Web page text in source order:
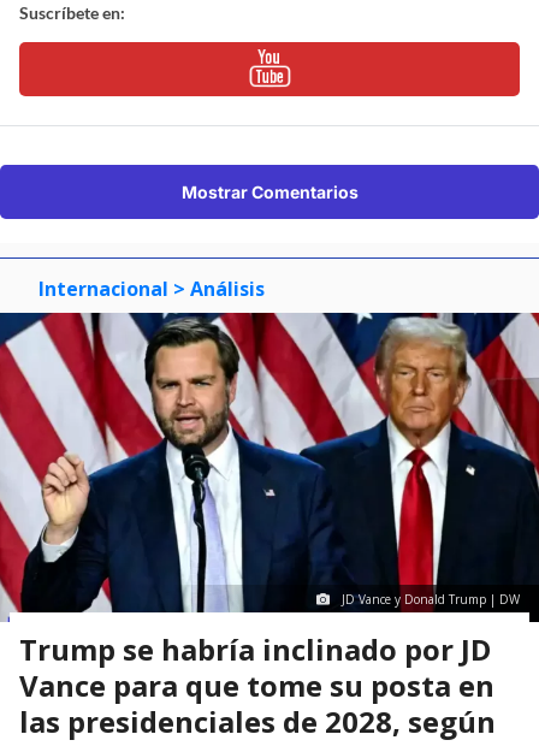
Suscríbete en:
Mostrar Comentarios
Internacional > Análisis
JD Vance y Donald Trump | DW
Trump se habría inclinado por JD
Vance para que tome su posta en
las presidenciales de 2028, según